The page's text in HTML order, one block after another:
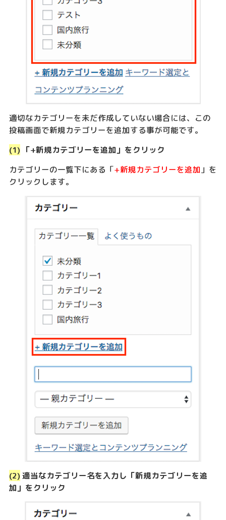
適切なカテゴリーを未だ作成していない場合には、この
投稿画面で新規カテゴリーを追加する事が可能です。
(1) 「+新規カテゴリーを追加」をクリック
カテゴリーの一覧下にある「+新規カテゴリーを追加 」を
クリックします。
(2) 適当なカテゴリー名を入力し「新規カテゴリーを追
加」をクリック